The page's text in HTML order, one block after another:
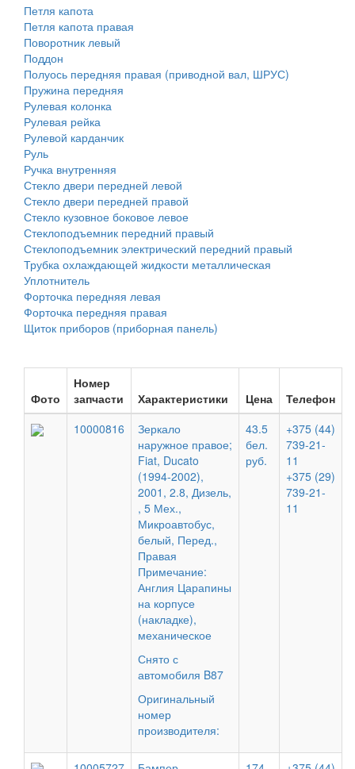
Петля капота
Петля капота правая
Поворотник левый
Поддон
Полуось передняя правая (приводной вал, ШРУС)
Пружина передняя
Рулевая колонка
Рулевая рейка
Рулевой карданчик
Руль
Ручка внутренняя
Стекло двери передней левой
Стекло двери передней правой
Стекло кузовное боковое левое
Стеклоподъемник передний правый
Стеклоподъемник электрический передний правый
Трубка охлаждающей жидкости металлическая
Уплотнитель
Форточка передняя левая
Форточка передняя правая
Щиток приборов (приборная панель)
10000816
Зеркало
наружное правое;
Fiat, Ducato
(1994-2002),
2001, 2.8, Дизель,
, 5 Мех.,
Микроавтобус,
белый, Перед.,
Правая
Примечание:
Англия Царапины
на корпусе
(накладке),
механическое
Снято с
автомобиля B87
Оригинальный
номер
производителя:
43.5
бел.
руб.
+375 (44)
739-21-
11
+375 (29)
739-21-
11
Фото
Номер
запчасти
Характеристики Цена Телефон